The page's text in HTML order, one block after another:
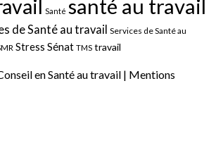
Santé santé au travail
de Santé au travail Services de Santé au
Stress Sénat TMS travail
en Santé au travail | Mentions